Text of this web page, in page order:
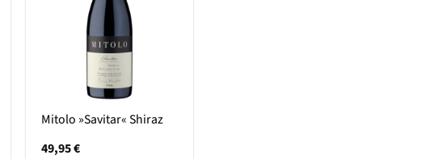
Mitolo »Savitar« Shiraz
49,95€